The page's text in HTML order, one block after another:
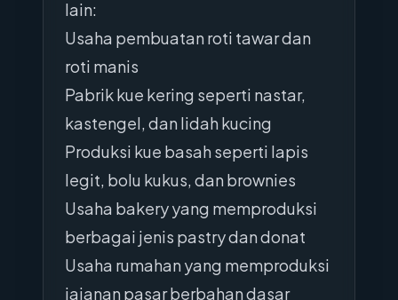
lain:
Usaha pembuatan roti tawar dan
roti manis
Pabrik kue kering seperti nastar,
kastengel, dan lidah kucing
Produksi kue basah seperti lapis
legit, bolu kukus, dan brownies
Usaha bakery yang memproduksi
berbagai jenis pastry dan donat
Usaha rumahan yang memproduksi
jajanan pasar berbahan dasar